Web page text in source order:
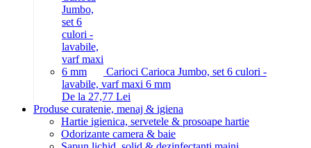
Carioci Carioca Jumbo, set 6 culori -
lavabile, varf maxi 6 mm
De la 27,77 Lei
Produse curatenie, menaj & igiena
Hartie igienica, servetele & prosoape hartie
Odorizante camera & baie